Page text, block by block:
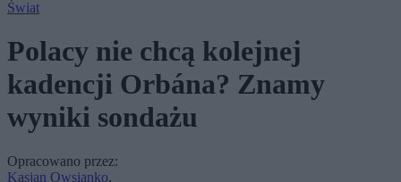
Świat
Polacy nie chcą kolejnej
kadencji Orbána? Znamy
wyniki sondażu
Opracowano przez:
Kasjan Owsianko,